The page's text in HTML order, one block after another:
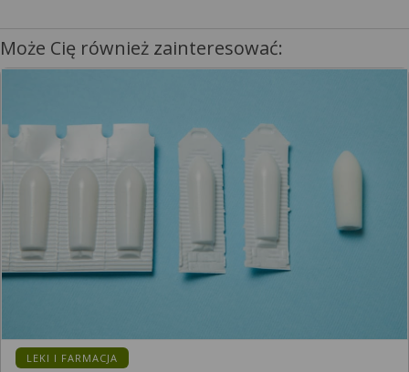
Może Cię również zainteresować:
LEKI I FARMACJA